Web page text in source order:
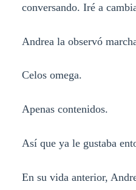
conversando. Iré a
Andrea la observó
Celos omega.
Apenas contenidos.
Así que ya le gustaba
En su vida anterior,